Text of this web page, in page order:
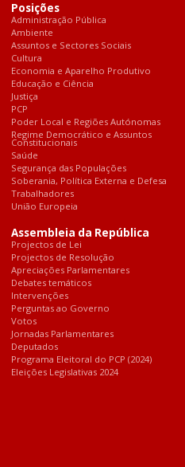
Posições
Administração Pública
Ambiente
Assuntos e Sectores Sociais
Cultura
Economia e Aparelho Produtivo
Educação e Ciência
Justiça
PCP
Poder Local e Regiões Autónomas
Regime Democrático e Assuntos
Constitucionais
Saúde
Segurança das Populações
Soberania, Política Externa e Defesa
Trabalhadores
União Europeia
Assembleia da República
Projectos de Lei
Projectos de Resolução
Apreciações Parlamentares
Debates temáticos
Intervenções
Perguntas ao Governo
Votos
Jornadas Parlamentares
Deputados
Programa Eleitoral do PCP (2024)
Eleições Legislativas 2024